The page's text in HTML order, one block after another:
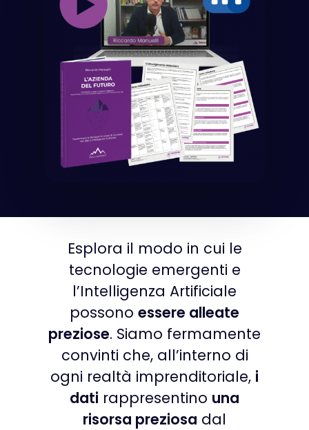
Esplora il modo in cui le
tecnologie emergenti e
l’Intelligenza Artificiale
possono essere alleate
preziose. Siamo fermamente
convinti che, all’interno di
ogni realtà imprenditoriale, i
dati rappresentino una
risorsa preziosa dal